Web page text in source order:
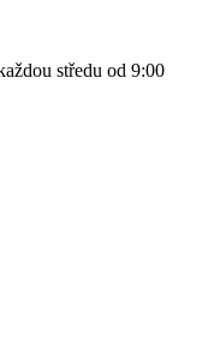
středu od 9:00